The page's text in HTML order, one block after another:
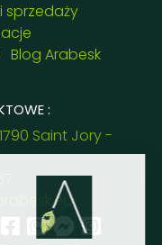
sprzedaży
Blog Arabesk
:
Saint Jory -